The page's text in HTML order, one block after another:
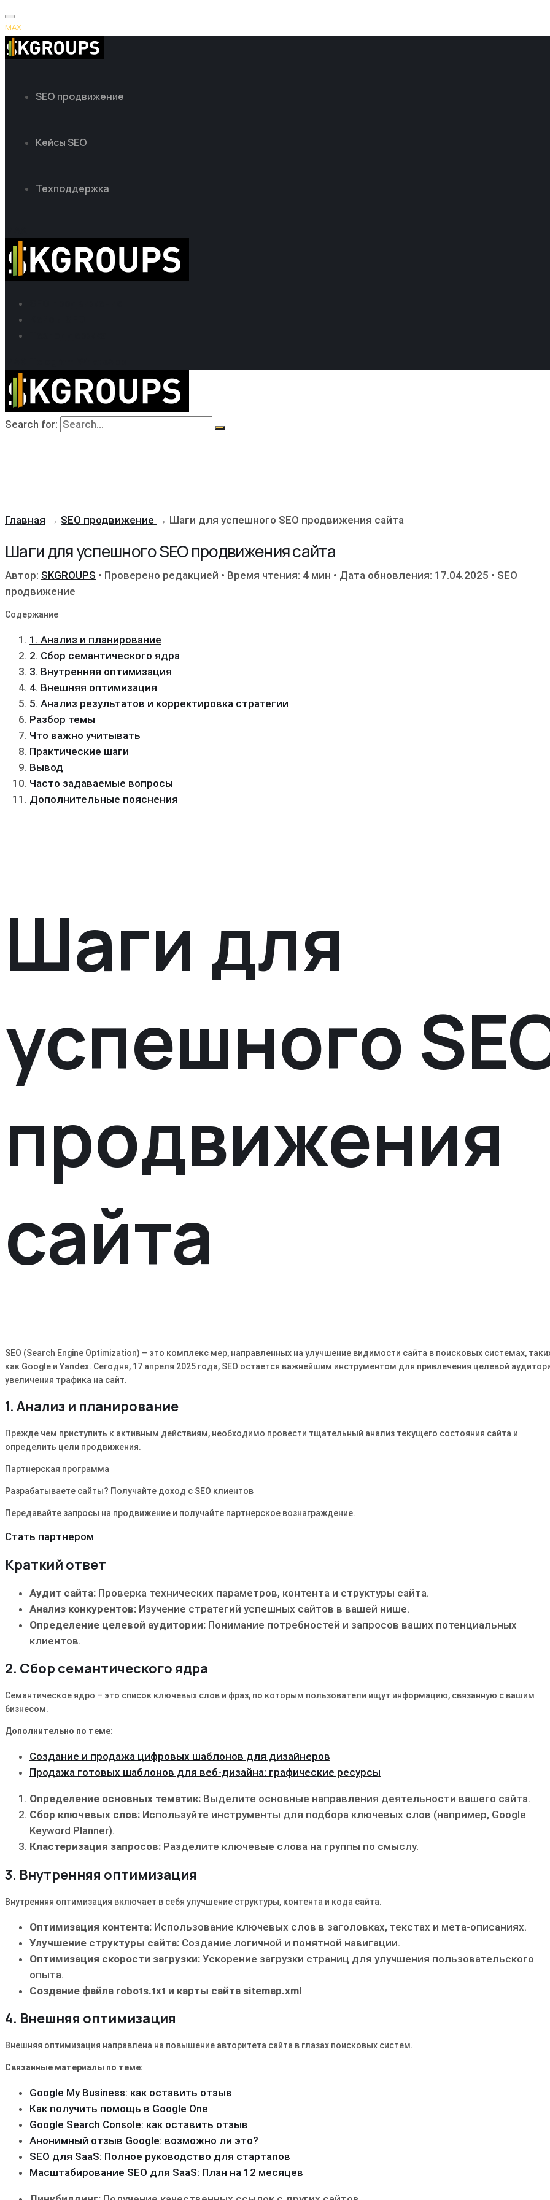
MAX
SEO продвижение
Кейсы SEO
Техподдержка
Search for:
Главная → SEO продвижение → Шаги для успешного SEO продвижения сайта
Шаги для успешного SEO продвижения сайта
Автор: SKGROUPS • Проверено редакцией • Время чтения: 4 мин • Дата обновления: 17.04.2025 • SEO
продвижение
Содержание
1. Анализ и планирование
2. Сбор семантического ядра
3. Внутренняя оптимизация
4. Внешняя оптимизация
5. Анализ результатов и корректировка стратегии
Разбор темы
Что важно учитывать
Практические шаги
Вывод
Часто задаваемые вопросы
Дополнительные пояснения
Шаги для
успешного
продвижения
сайта
SEO (Search Engine Optimization) – это комплекс мер, направленных на улучшение видимости сайта в поисковых системах,
как Google и Yandex. Сегодня, 17 апреля 2025 года, SEO остается важнейшим инструментом для привлечения целевой
увеличения трафика на сайт.
1. Анализ и планирование
Прежде чем приступить к активным действиям, необходимо провести тщательный анализ текущего состояния сайта и
определить цели продвижения.
Партнерская программа
Разрабатываете сайты? Получайте доход с SEO клиентов
Передавайте запросы на продвижение и получайте партнерское вознаграждение.
Стать партнером
Краткий ответ
Аудит сайта: Проверка технических параметров, контента и структуры сайта.
Анализ конкурентов: Изучение стратегий успешных сайтов в вашей нише.
Определение целевой аудитории: Понимание потребностей и запросов ваших потенциальных
клиентов.
2. Сбор семантического ядра
Семантическое ядро – это список ключевых слов и фраз, по которым пользователи ищут информацию, связанную с вашим
бизнесом.
Дополнительно по теме:
Создание и продажа цифровых шаблонов для дизайнеров
Продажа готовых шаблонов для веб-дизайна: графические ресурсы
Определение основных тематик: Выделите основные направления деятельности вашего сайта.
Сбор ключевых слов: Используйте инструменты для подбора ключевых слов (например, Google
Keyword Planner).
Кластеризация запросов: Разделите ключевые слова на группы по смыслу.
3. Внутренняя оптимизация
Внутренняя оптимизация включает в себя улучшение структуры, контента и кода сайта.
Оптимизация контента: Использование ключевых слов в заголовках, текстах и мета-описаниях.
Улучшение структуры сайта: Создание логичной и понятной навигации.
Оптимизация скорости загрузки: Ускорение загрузки страниц для улучшения пользовательского
опыта.
Создание файла robots.txt и карты сайта sitemap.xml
4. Внешняя оптимизация
Внешняя оптимизация направлена на повышение авторитета сайта в глазах поисковых систем.
Связанные материалы по теме:
Google My Business: как оставить отзыв
Как получить помощь в Google One
Google Search Console: как оставить отзыв
Анонимный отзыв Google: возможно ли это?
SEO для SaaS: Полное руководство для стартапов
Масштабирование SEO для SaaS: План на 12 месяцев